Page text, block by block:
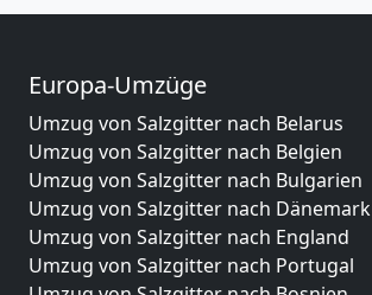
Europa-Umzüge
Umzug von Salzgitter nach Belarus
Umzug von Salzgitter nach Belgien
Umzug von Salzgitter nach Bulgarien
Umzug von Salzgitter nach Dänemark
Umzug von Salzgitter nach England
Umzug von Salzgitter nach Portugal